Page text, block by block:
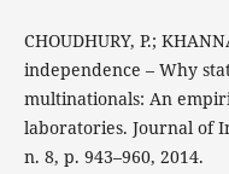
CHOUDHURY, P.;
independence – Why
multinationals: An
laboratories. Journal of
n. 8, p. 943–960, 2014.